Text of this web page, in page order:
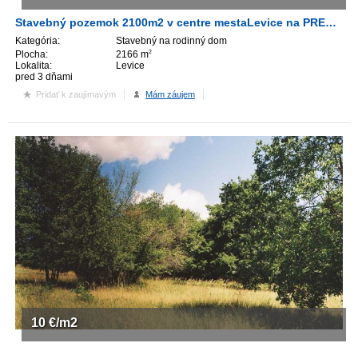
Stavebný pozemok 2100m2 v centre mestaLevice na PREDAJ
Kategória:
Stavebný na rodinný dom
Plocha:
2166 m2
Lokalita:
Levice
pred 3 dňami
Pridať k zaujímavým Mám záujem
10 €/m2